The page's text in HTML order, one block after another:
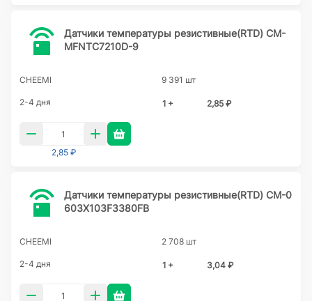
Датчики температуры резистивные(RTD) CM-
MFNTC7210D-9
CHEEMI 9 391 шт
2-4 дня 1 + 2,85 ₽
2,85 ₽
Датчики температуры резистивные(RTD) CM-0
603X103F3380FB
CHEEMI 2 708 шт
2-4 дня 1 + 3,04 ₽